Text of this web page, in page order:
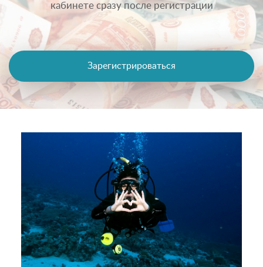
кабинете сразу после регистрации
Зарегистрироваться